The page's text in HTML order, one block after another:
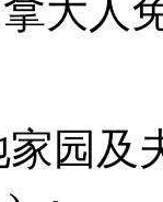
大人
园及